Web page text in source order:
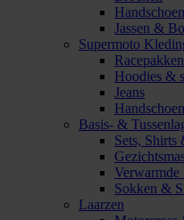
Jassen &
Supermoto
Racepakken
Hoodies &
Jeans
Basis- &
Sets, Shirts
Sokken &
Laarzen